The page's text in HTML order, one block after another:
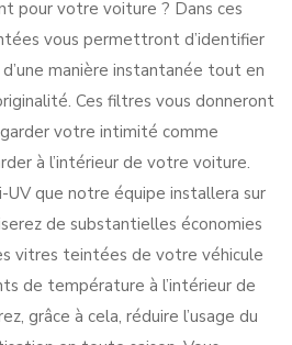
pour votre voiture ? Dans ces
vous permettront d’identifier
manière instantanée tout en
Ces filtres vous donneront
votre intimité comme
à l’intérieur de votre voiture.
UV que notre équipe installera sur
de substantielles économies
vitres teintées de votre véhicule
de température à l’intérieur de
grâce à cela, réduire l’usage du